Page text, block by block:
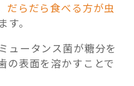
だらだら食べる方が虫
す。
ュータンス菌が糖分を
の表面を溶かすことで